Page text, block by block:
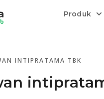
Produk
cepat,all in onedi halaman
layanan manajemen
dan tepercaya terkait
jejak dan
INTIPRATAMA TBK